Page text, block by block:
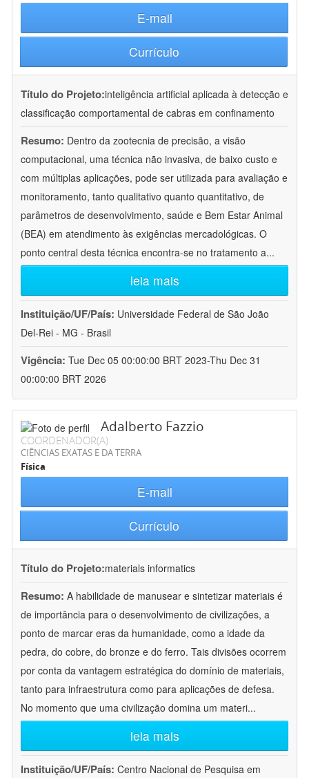
E-mail
Currículo
Título do Projeto:inteligência artificial aplicada à detecção e
classificação comportamental de cabras em confinamento
Resumo: Dentro da zootecnia de precisão, a visão
computacional, uma técnica não invasiva, de baixo custo e
com múltiplas aplicações, pode ser utilizada para avaliação e
monitoramento, tanto qualitativo quanto quantitativo, de
parâmetros de desenvolvimento, saúde e Bem Estar Animal
(BEA) em atendimento às exigências mercadológicas. O
ponto central desta técnica encontra-se no tratamento a...
leia mais
Instituição/UF/País: Universidade Federal de São João
Del-Rei - MG - Brasil
Vigência: Tue Dec 05 00:00:00 BRT 2023-Thu Dec 31
00:00:00 BRT 2026
Adalberto Fazzio
COORDENADOR(A)
CIÊNCIAS EXATAS E DA TERRA
Física
E-mail
Currículo
Título do Projeto:materials informatics
Resumo: A habilidade de manusear e sintetizar materiais é
de importância para o desenvolvimento de civilizações, a
ponto de marcar eras da humanidade, como a idade da
pedra, do cobre, do bronze e do ferro. Tais divisões ocorrem
por conta da vantagem estratégica do domínio de materiais,
tanto para infraestrutura como para aplicações de defesa.
No momento que uma civilização domina um materi...
leia mais
Instituição/UF/País: Centro Nacional de Pesquisa em